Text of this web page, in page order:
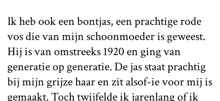
Ik heb ook een bontjas, een prachtige rode
vos die van mijn schoonmoeder is geweest.
Hij is van omstreeks 1920 en ging van
generatie op generatie. De jas staat prachtig
bij mijn grijze haar en zit alsof-ie voor mij is
gemaakt. Toch twijfelde ik jarenlang of ik